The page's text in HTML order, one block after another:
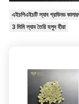
এইচপিএইচটি ল্যাব গ্রাউনড
3 মিমি ল্যাব তৈরি হলুদ হীরা